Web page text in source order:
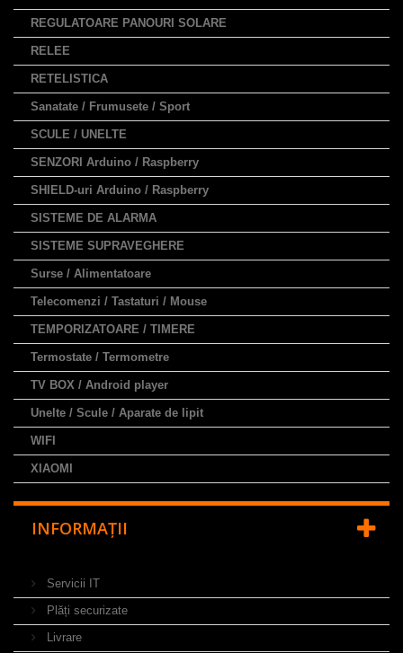
REGULATOARE PANOURI SOLARE
RELEE
RETELISTICA
Sanatate / Frumusete / Sport
SCULE / UNELTE
SENZORI Arduino / Raspberry
SHIELD-uri Arduino / Raspberry
SISTEME DE ALARMA
SISTEME SUPRAVEGHERE
Surse / Alimentatoare
Telecomenzi / Tastaturi / Mouse
TEMPORIZATOARE / TIMERE
Termostate / Termometre
TV BOX / Android player
Unelte / Scule / Aparate de lipit
WIFI
XIAOMI
INFORMAŢII
Servicii IT
Plăți securizate
Livrare